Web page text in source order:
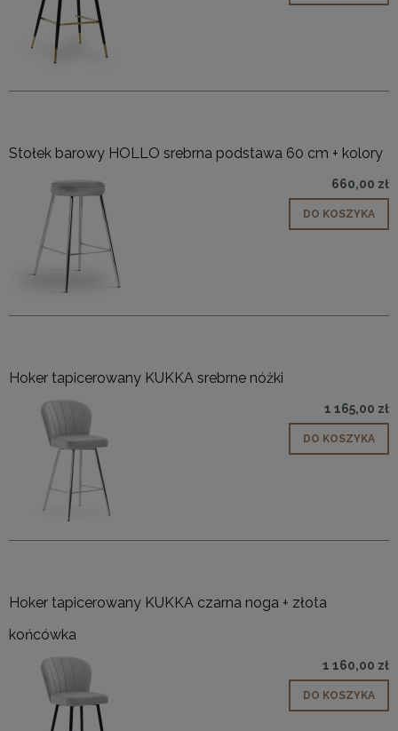
Stołek barowy HOLLO srebrna podstawa 60 cm + kolory
660,00 zł
DO KOSZYKA
Hoker tapicerowany KUKKA srebrne nóżki
1 165,00 zł
DO KOSZYKA
Hoker tapicerowany KUKKA czarna noga + złota
końcówka
1 160,00 zł
DO KOSZYKA